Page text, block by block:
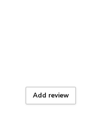
Add review